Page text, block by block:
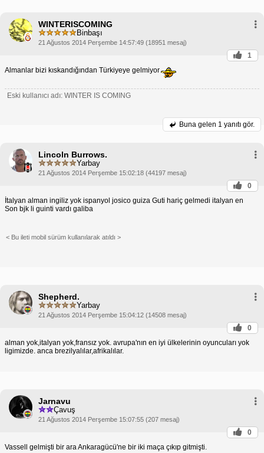
WINTERISCOMING
Binbaşı
21 Ağustos 2014 Perşembe 14:57:49 (18951 mesaj)
1
Almanlar bizi kıskandığından Türkiyeye gelmiyor
Eski kullanıcı adı: WINTER IS COMING
Buna gelen 1 yanıtı gör.
Lincoln Burrows.
Yarbay
21 Ağustos 2014 Perşembe 15:02:18 (44197 mesaj)
0
İtalyan alman ingiliz yok ispanyol josico guiza Guti hariç gelmedi italyan en
Son bjk li guinti vardı galiba
< Bu ileti mobil sürüm kullanılarak atıldı >
Shepherd.
Yarbay
21 Ağustos 2014 Perşembe 15:04:12 (14508 mesaj)
0
alman yok,italyan yok,fransız yok. avrupa'nın en iyi ülkelerinin oyuncuları yok
ligimizde. anca brezilyalılar,afrikalılar.
Jarnavu
Çavuş
21 Ağustos 2014 Perşembe 15:07:55 (207 mesaj)
0
Vassell gelmişti bir ara Ankaragücü'ne bir iki maça çıkıp gitmişti.